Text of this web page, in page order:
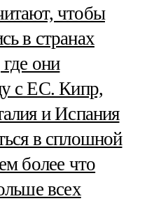
чтобы
в странах
они
с ЕС. Кипр,
и Испания
в сплошной
более что
всех